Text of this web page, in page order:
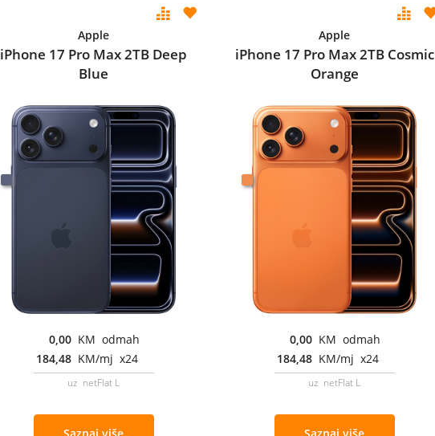
Apple
iPhone 17 Pro Max 2TB Deep
Blue
0,00 KM odmah
184,48 KM/mj x24
uz netFlat L
Apple
iPhone 17 Pro Max 2TB Cosmic
Orange
0,00 KM odmah
184,48 KM/mj x24
uz netFlat L